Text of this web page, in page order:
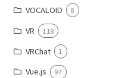
VOCALOID 8
VR 118
VRChat 1
Vue.js 97